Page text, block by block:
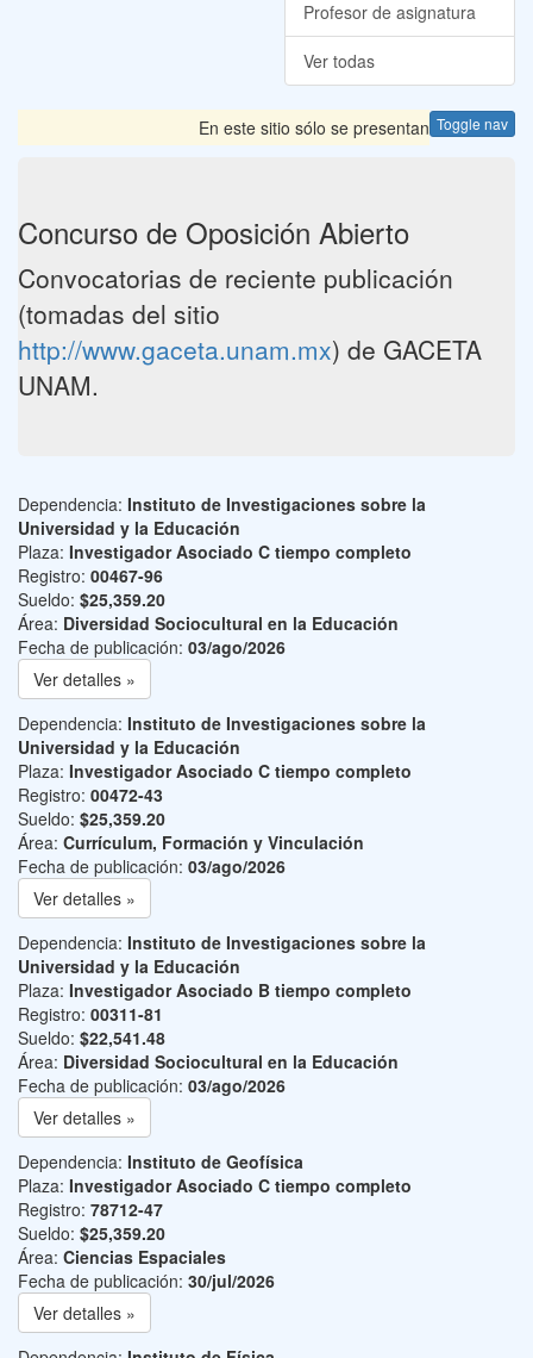
Profesor de asignatura
Ver todas
Toggle nav
En este sitio sólo se presentan las
Concurso de Oposición Abierto
Convocatorias de reciente publicación
(tomadas del sitio
http://www.gaceta.unam.mx) de GACETA
UNAM.
Dependencia: Instituto de Investigaciones sobre la
Universidad y la Educación
Plaza: Investigador Asociado C tiempo completo
Registro: 00467-96
Sueldo: $25,359.20
Área: Diversidad Sociocultural en la Educación
Fecha de publicación: 03/ago/2026
Ver detalles »
Dependencia: Instituto de Investigaciones sobre la
Universidad y la Educación
Plaza: Investigador Asociado C tiempo completo
Registro: 00472-43
Sueldo: $25,359.20
Área: Currículum, Formación y Vinculación
Fecha de publicación: 03/ago/2026
Ver detalles »
Dependencia: Instituto de Investigaciones sobre la
Universidad y la Educación
Plaza: Investigador Asociado B tiempo completo
Registro: 00311-81
Sueldo: $22,541.48
Área: Diversidad Sociocultural en la Educación
Fecha de publicación: 03/ago/2026
Ver detalles »
Dependencia: Instituto de Geofísica
Plaza: Investigador Asociado C tiempo completo
Registro: 78712-47
Sueldo: $25,359.20
Área: Ciencias Espaciales
Fecha de publicación: 30/jul/2026
Ver detalles »